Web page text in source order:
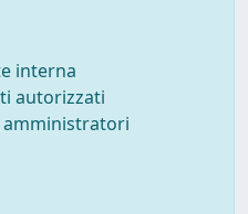
interna
autorizzati